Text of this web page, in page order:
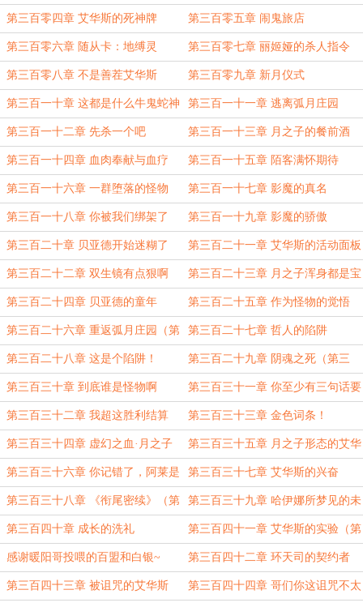
第三百零四章 艾华斯的死神牌 第三百零五章 闹鬼旅店
第三百零六章 随从卡：地缚灵 第三百零七章 丽姬娅的杀人指令
第三百零八章 不是善茬艾华斯 第三百零九章 新月仪式
第三百一十章 这都是什么牛鬼蛇神 第三百一十一章 逃离弧月庄园
第三百一十二章 先杀一个吧 第三百一十三章 月之子的餐前酒
第三百一十四章 血肉奉献与血疗 第三百一十五章 陌客满怀期待
第三百一十六章 一群堕落的怪物 第三百一十七章 影魔的真名
第三百一十八章 你被我们绑架了 第三百一十九章 影魔的骄傲
第三百二十章 贝亚德开始迷糊了 第三百二十一章 艾华斯的活动面板
第三百二十二章 双生镜有点狠啊 第三百二十三章 月之子浑身都是宝
啊（第三更）
第三百二十四章 贝亚德的童年 第三百二十五章 作为怪物的觉悟
第三百二十六章 重返弧月庄园（第
三更）
第三百二十七章 哲人的陷阱
第三百二十八章 这是个陷阱！ 第三百二十九章 阴魂之死（第三
更）
第三百三十章 到底谁是怪物啊 第三百三十一章 你至少有三句话要
说
第三百三十二章 我超这胜利结算
（第三更）
第三百三十三章 金色词条！
第三百三十四章 虚幻之血·月之子 第三百三十五章 月之子形态的艾华
斯（第三更）
第三百三十六章 你记错了，阿莱是
个女人
第三百三十七章 艾华斯的兴奋
第三百三十八章 《衔尾密续》（第
三更）
第三百三十九章 哈伊娜所梦见的未
来
第三百四十章 成长的洗礼 第三百四十一章 艾华斯的实验（第
三更）
感谢暖阳哥投喂的百盟和白银~ 第三百四十二章 环天司的契约者
第三百四十三章 被诅咒的艾华斯 第三百四十四章 哥们你这诅咒不太